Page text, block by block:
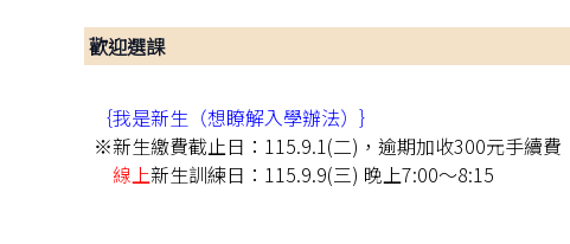
歡迎選課
｛我是新生（想瞭解入學辦法）｝
※新生繳費截止日：115.9.1(二)，逾期加收300元手續費
線上新生訓練日：115.9.9(三) 晚上7:00～8:15